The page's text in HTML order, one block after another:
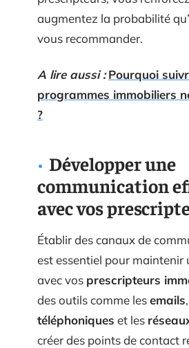
augmentez la probabilité
vous recommander.
A lire aussi : Pourquoi
programmes immobiliers
?
Développer une
communication
avec vos
Établir des canaux de
est essentiel pour maintenir
avec vos prescripteurs
des outils comme lesemails
téléphoniques et les
créer des points de contact